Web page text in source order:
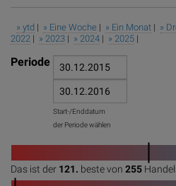
» ytd | » Eine Woche | » Ein Monat | »
2022 | » 2023 | » 2024 | » 2025 |
Periode
Start-/Enddatum
der Periode wählen
Das ist der 121. beste von 255